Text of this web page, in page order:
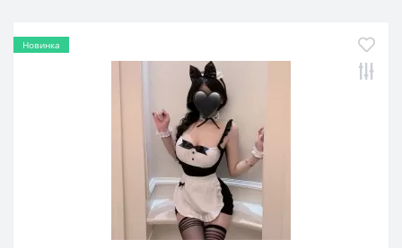
Новинка